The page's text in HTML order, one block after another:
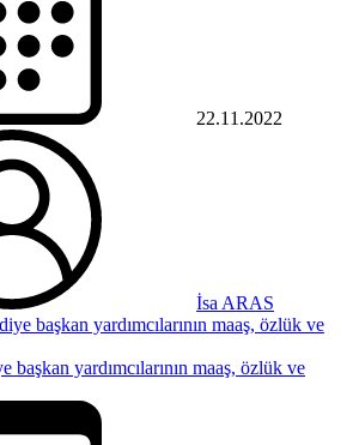
22.11.2022
İsa ARAS
yardımcılarının maaş, özlük ve